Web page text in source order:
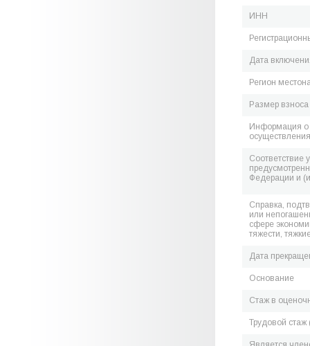
ИНН
Дата
Регион
Размер
Информация о
Соответствие
Федерации и
Справка,
или
сфере
тяжести,
Дата
Основание
Стаж в
Трудовой стаж